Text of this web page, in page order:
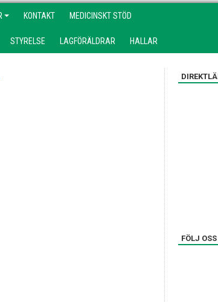
KONTAKT MEDICINSKT STÖD
STYRELSE LAGFÖRÄLDRAR HALLAR
FÖLJ